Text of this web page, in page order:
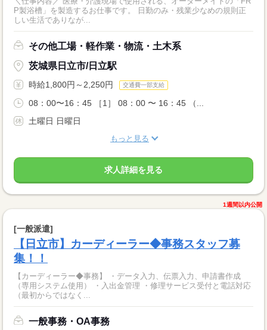
P製浴槽」を製造するお仕事です。 日勤のみ・残業少なめの規則正
しい生活でありなが...
その他工場・軽作業・物流・土木系
茨城県日立市/日立駅
時給1,800円～2,250円 交通費一部支給
08：00〜16：45 ［1］ 08：00 〜 16：45 （...
土曜日 日曜日
もっと見る
求人詳細を見る
1週間以内公開
[一般派遣]
【日立市】カーディーラー◆事務スタッフ募
集！！
【カーディーラー◆事務】 ・データ入力、伝票入力、申請書作成
（専用システム使用） ・入出金管理 ・修理サービス受付と電話対応
（最初からではなく...
一般事務・OA事務